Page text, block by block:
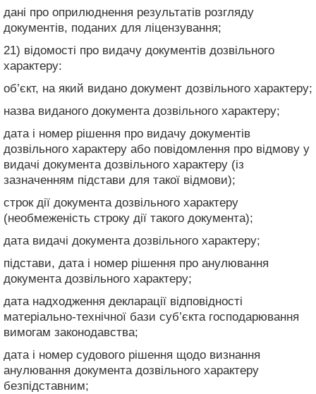
дані про оприлюднення результатів розгляду
документів, поданих для ліцензування;
21) відомості про видачу документів дозвільного
характеру:
об’єкт, на який видано документ дозвільного характеру;
назва виданого документа дозвільного характеру;
дата і номер рішення про видачу документів
дозвільного характеру або повідомлення про відмову у
видачі документа дозвільного характеру (із
зазначенням підстави для такої відмови);
строк дії документа дозвільного характеру
(необмеженість строку дії такого документа);
дата видачі документа дозвільного характеру;
підстави, дата і номер рішення про анулювання
документа дозвільного характеру;
дата надходження декларації відповідності
матеріально-технічної бази суб’єкта господарювання
вимогам законодавства;
дата і номер судового рішення щодо визнання
анулювання документа дозвільного характеру
безпідставним;